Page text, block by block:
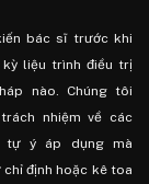
​​bác sĩ trước khi
liệu trình điều trị
nào. Chúng tôi
nhiệm về các
tự ý áp dụng mà
định hoặc kê toa